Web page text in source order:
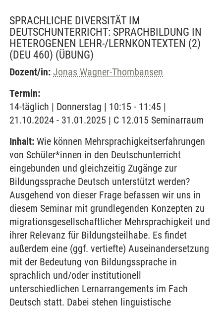
SPRACHLICHE DIVERSITÄT IM
DEUTSCHUNTERRICHT: SPRACHBILDUNG IN
HETEROGENEN LEHR-/LERNKONTEXTEN (2)
(DEU 460) (ÜBUNG)
Dozent/in: Jonas Wagner-Thombansen
Termin:
14-täglich | Donnerstag | 10:15 - 11:45 |
21.10.2024 - 31.01.2025 | C 12.015 Seminarraum
Inhalt: Wie können Mehrsprachigkeitserfahrungen
von Schüler*innen in den Deutschunterricht
eingebunden und gleichzeitig Zugänge zur
Bildungssprache Deutsch unterstützt werden?
Ausgehend von dieser Frage befassen wir uns in
diesem Seminar mit grundlegenden Konzepten zu
migrationsgesellschaftlicher Mehrsprachigkeit und
ihrer Relevanz für Bildungsteilhabe. Es findet
außerdem eine (ggf. vertiefte) Auseinandersetzung
mit der Bedeutung von Bildungssprache in
sprachlich und/oder institutionell
unterschiedlichen Lernarrangements im Fach
Deutsch statt. Dabei stehen linguistische